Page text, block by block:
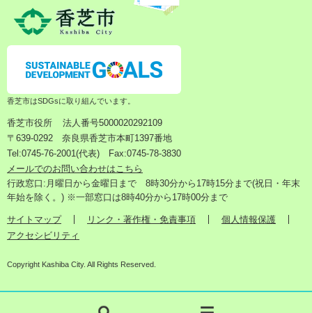
香芝市はSDGsに取り組んでいます。
香芝市役所
法人番号5000020292109
〒639-0292 奈良県香芝市本町1397番地
Tel:0745-76-2001(代表) Fax:0745-78-3830
メールでのお問い合わせはこちら
行政窓口:月曜日から金曜日まで 8時30分から17時15分まで(祝日・年末
年始を除く。) ※一部窓口は8時40分から17時00分まで
サイトマップ リンク・著作権・免責事項
個人情報保護
アクセシビリティ
Copyright Kashiba City. All Rights Reserved.